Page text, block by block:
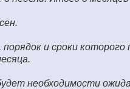
и сроки
необходимости